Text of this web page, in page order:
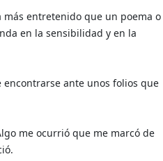
más entretenido que un poema o
en la sensibilidad y en la
ante unos folios que
me ocurrió que me marcó de